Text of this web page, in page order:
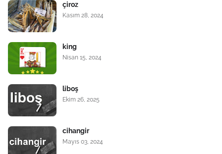
çiroz
Kasım 28, 2024
king
Nisan 15, 2024
liboş
Ekim 26, 2025
cihangir
Mayıs 03, 2024